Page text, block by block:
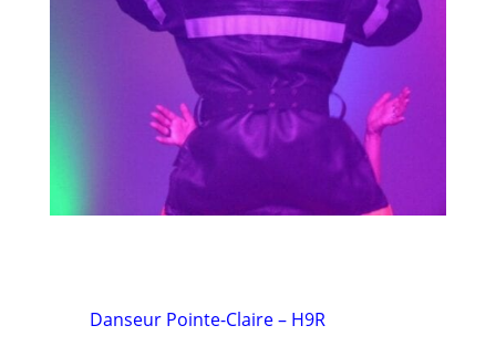
Danseur Pointe-Claire – H9R